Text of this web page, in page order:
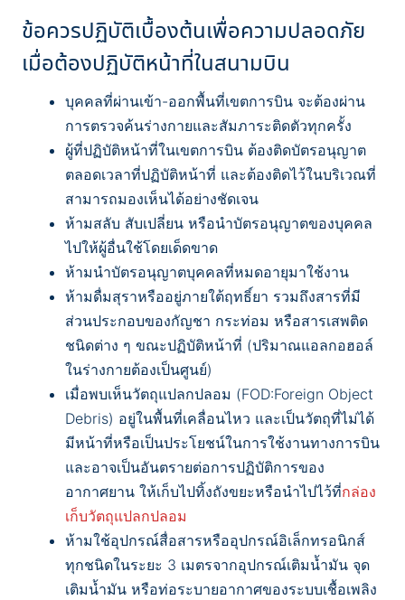
ข้อควรปฏิบัติเบื้องต้นเพื่อความปลอดภัย
เมื่อต้องปฏิบัติหน้าที่ในสนามบิน
บุคคลที่ผ่านเข้า-ออกพื้นที่เขตการบิน จะต้องผ่าน
การตรวจค้นร่างกายและสัมภาระติดตัวทุกครั้ง
ผู้ที่ปฏิบัติหน้าที่ในเขตการบิน ต้องติดบัตรอนุญาต
ตลอดเวลาที่ปฏิบัติหน้าที่ และต้องติดไว้ในบริเวณที่
สามารถมองเห็นได้อย่างชัดเจน
ห้ามสลับ สับเปลี่ยน หรือนำบัตรอนุญาตของบุคคล
ไปให้ผู้อื่นใช้โดยเด็ดขาด
ห้ามนำบัตรอนุญาตบุคคลที่หมดอายุมาใช้งาน
ห้ามดื่มสุราหรืออยู่ภายใต้ฤทธิ์ยา รวมถึงสารที่มี
ส่วนประกอบของกัญชา กระท่อม หรือสารเสพติด
ชนิดต่าง ๆ ขณะปฏิบัติหน้าที่ (ปริมาณแอลกอฮอล์
ในร่างกายต้องเป็นศูนย์)
เมื่อพบเห็นวัตถุแปลกปลอม (FOD:Foreign Object
Debris) อยู่ในพื้นที่เคลื่อนไหว และเป็นวัตถุที่ไม่ได้
มีหน้าที่หรือเป็นประโยชน์ในการใช้งานทางการบิน
และอาจเป็นอันตรายต่อการปฏิบัติการของ
อากาศยาน ให้เก็บไปทิ้งถังขยะหรือนำไปไว้ที่กล่อง
เก็บวัตถุแปลกปลอม
ห้ามใช้อุปกรณ์สื่อสารหรืออุปกรณ์อิเล็กทรอนิกส์
ทุกชนิดในระยะ 3 เมตรจากอุปกรณ์เติมน้ำมัน จุด
เติมน้ำมัน หรือท่อระบายอากาศของระบบเชื้อเพลิง